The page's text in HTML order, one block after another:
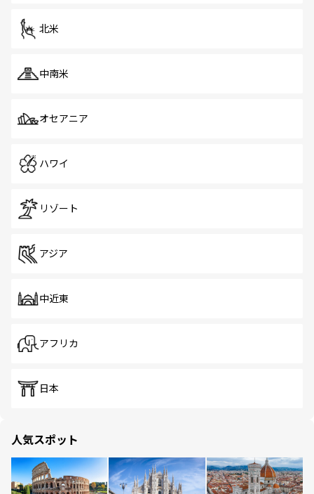
北米
中南米
オセアニア
ハワイ
リゾート
アジア
中近東
アフリカ
日本
人気スポット